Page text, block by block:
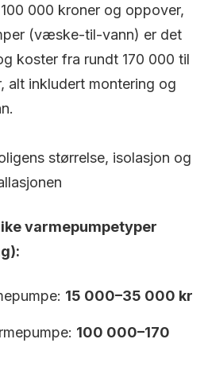
000 kroner og oppover,
(væske-til-vann) er det
koster fra rundt 170 000 til
alt inkludert montering og
størrelse, isolasjon og
varmepumpetyper
15 000–35 000 kr
100 000–170